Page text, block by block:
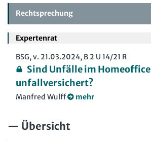
Rechtsprechung
Expertenrat
BSG, v. 21.03.2024, B 2 U 14/21 R
Sind Unfälle im Homeoffice
unfallversichert?
Manfred Wulff mehr
Übersicht